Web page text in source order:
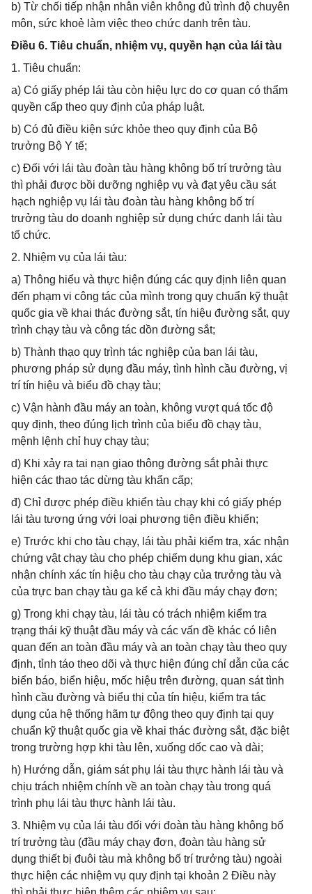
b) Từ chối tiếp nhận nhân viên không đủ trình độ chuyên
môn, sức khoẻ làm việc theo chức danh trên tàu.
Điều 6. Tiêu chuẩn, nhiệm vụ, quyền hạn của lái tàu
1. Tiêu chuẩn:
a) Có giấy phép lái tàu còn hiệu lực do cơ quan có thẩm
quyền cấp theo quy định của pháp luật.
b) Có đủ điều kiện sức khỏe theo quy định của Bộ
trưởng Bộ Y tế;
c) Đối với lái tàu đoàn tàu hàng không bố trí trưởng tàu
thì phải được bồi dưỡng nghiệp vụ và đạt yêu cầu sát
hạch nghiệp vụ lái tàu đoàn tàu hàng không bố trí
trưởng tàu do doanh nghiệp sử dụng chức danh lái tàu
tổ chức.
2. Nhiệm vụ của lái tàu:
a) Thông hiểu và thực hiện đúng các quy định liên quan
đến phạm vi công tác của mình trong quy chuẩn kỹ thuật
quốc gia về khai thác đường sắt, tín hiệu đường sắt, quy
trình chạy tàu và công tác dồn đường sắt;
b) Thành thạo quy trình tác nghiệp của ban lái tàu,
phương pháp sử dụng đầu máy, tình hình cầu đường, vị
trí tín hiệu và biểu đồ chạy tàu;
c) Vận hành đầu máy an toàn, không vượt quá tốc độ
quy định, theo đúng lịch trình của biểu đồ chạy tàu,
mệnh lệnh chỉ huy chạy tàu;
d) Khi xảy ra tai nạn giao thông đường sắt phải thực
hiện các thao tác dừng tàu khẩn cấp;
đ) Chỉ được phép điều khiển tàu chạy khi có giấy phép
lái tàu tương ứng với loại phương tiện điều khiển;
e) Trước khi cho tàu chạy, lái tàu phải kiểm tra, xác nhận
chứng vật chạy tàu cho phép chiếm dụng khu gian, xác
nhận chính xác tín hiệu cho tàu chạy của trưởng tàu và
của trực ban chạy tàu ga kể cả khi đầu máy chạy đơn;
g) Trong khi chạy tàu, lái tàu có trách nhiệm kiểm tra
trạng thái kỹ thuật đầu máy và các vấn đề khác có liên
quan đến an toàn đầu máy và an toàn chạy tàu theo quy
định, tỉnh táo theo dõi và thực hiện đúng chỉ dẫn của các
biển báo, biển hiệu, mốc hiệu trên đường, quan sát tình
hình cầu đường và biểu thị của tín hiệu, kiểm tra tác
dụng của hệ thống hãm tự động theo quy định tại quy
chuẩn kỹ thuật quốc gia về khai thác đường sắt, đặc biệt
trong trường hợp khi tàu lên, xuống dốc cao và dài;
h) Hướng dẫn, giám sát phụ lái tàu thực hành lái tàu và
chịu trách nhiệm chính về an toàn chạy tàu trong quá
trình phụ lái tàu thực hành lái tàu.
3. Nhiệm vụ của lái tàu đối với đoàn tàu hàng không bố
trí trưởng tàu (đầu máy chạy đơn, đoàn tàu hàng sử
dụng thiết bị đuôi tàu mà không bố trí trưởng tàu) ngoài
thực hiện các nhiệm vụ quy định tại khoản 2 Điều này